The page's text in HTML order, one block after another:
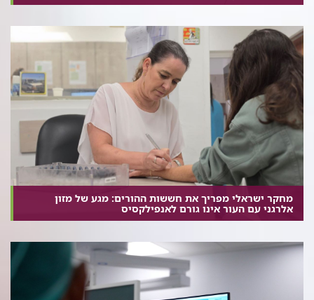
מחקר ישראלי מפריך את חששות ההורים: מגע של מזון
אלרגני עם העור אינו גורם לאנפילקסיס